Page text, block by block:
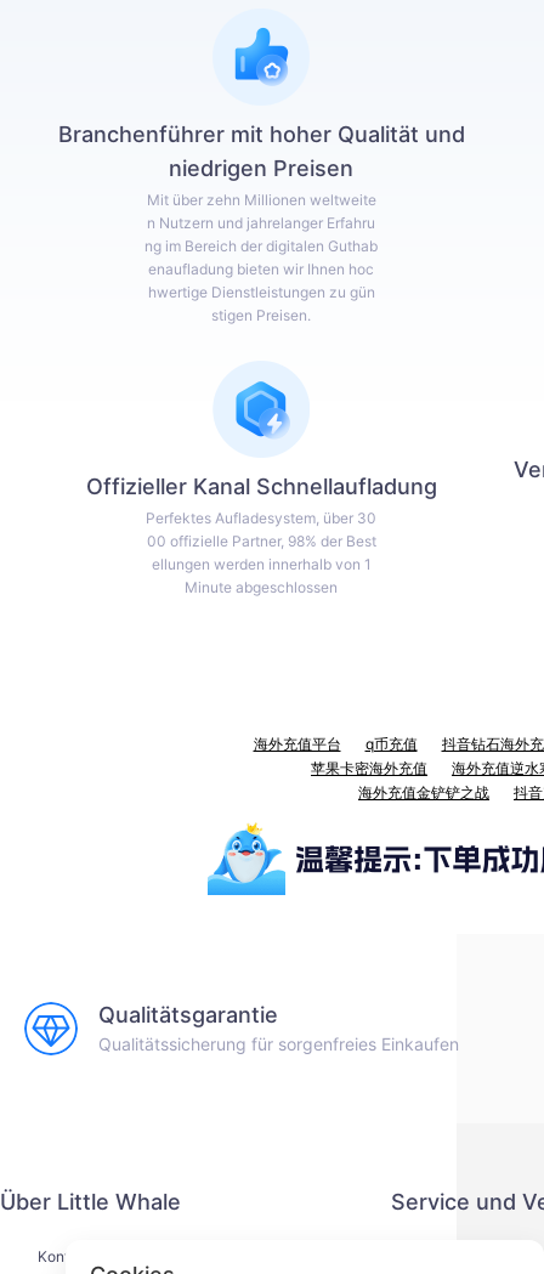
Branchenführer mit hoher Qualität und
niedrigen Preisen
Mit über zehn Millionen weltweite
n Nutzern und jahrelanger Erfahru
ng im Bereich der digitalen Guthab
enaufladung bieten wir Ihnen hoc
hwertige Dienstleistungen zu gün
stigen Preisen.
Offizieller Kanal Schnellaufladung
Perfektes Aufladesystem, über 30
00 offizielle Partner, 98% der Best
ellungen werden innerhalb von 1
Minute abgeschlossen
海外充值平台 q币充值
抖音钻石海外
苹果卡密海外充值
海外充值逆水
海外充值金铲铲之战
抖
Qualitätsgarantie
Qualitätssicherung für sorgenfreies Einkaufen
Über Little Whale
Kontaktiere uns
Service und